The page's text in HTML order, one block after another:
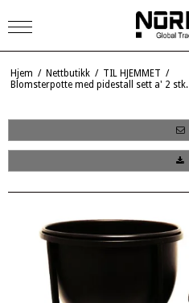
Hjem / Nettbutikk / TIL HJEMMET /
Blomsterpotte med pidestall sett a' 2 stk.